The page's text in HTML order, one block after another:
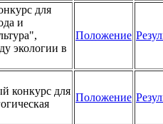
для
и
экологии в
Положение
конкурс для
Положение